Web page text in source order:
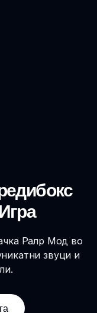
Ралр Мод во
звуци и